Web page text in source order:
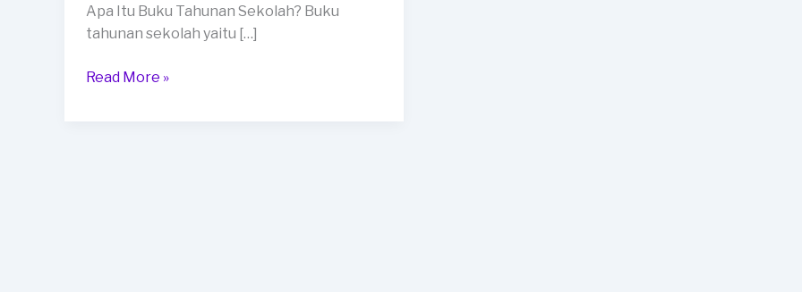
Apa Itu Buku Tahunan Sekolah? Buku
tahunan sekolah yaitu […]
Read More »